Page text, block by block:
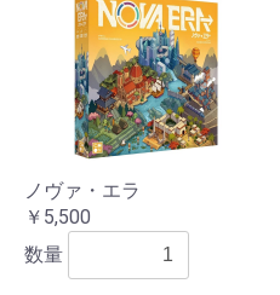
ノヴァ・エラ
￥5,500
数量